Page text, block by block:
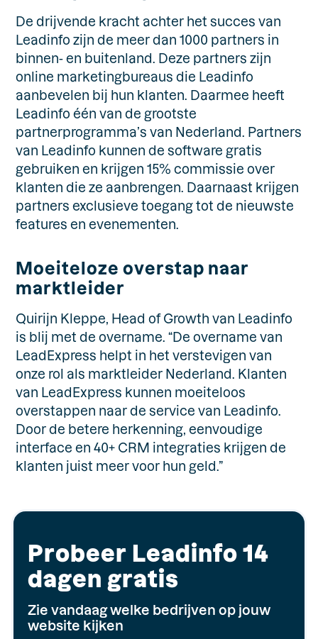
De drijvende kracht achter het succes van
Leadinfo zijn de meer dan 1000 partners in
binnen- en buitenland. Deze partners zijn
online marketingbureaus die Leadinfo
aanbevelen bij hun klanten. Daarmee heeft
Leadinfo één van de grootste
partnerprogramma’s van Nederland. Partners
van Leadinfo kunnen de software gratis
gebruiken en krijgen 15% commissie over
klanten die ze aanbrengen. Daarnaast krijgen
partners exclusieve toegang tot de nieuwste
features en evenementen.
Moeiteloze overstap naar
marktleider
Quirijn Kleppe, Head of Growth van Leadinfo
is blij met de overname. “De overname van
LeadExpress helpt in het verstevigen van
onze rol als marktleider Nederland. Klanten
van LeadExpress kunnen moeiteloos
overstappen naar de service van Leadinfo.
Door de betere herkenning, eenvoudige
interface en 40+ CRM integraties krijgen de
klanten juist meer voor hun geld.”
Probeer Leadinfo 14
dagen gratis
Zie vandaag welke bedrijven op jouw
website kijken